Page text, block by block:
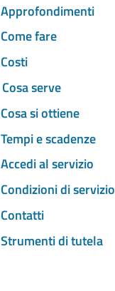
Approfondimenti
Come fare
Costi
Cosa serve
Cosa si ottiene
Tempi e scadenze
Accedi al servizio
Condizioni di servizio
Contatti
Strumenti di tutela